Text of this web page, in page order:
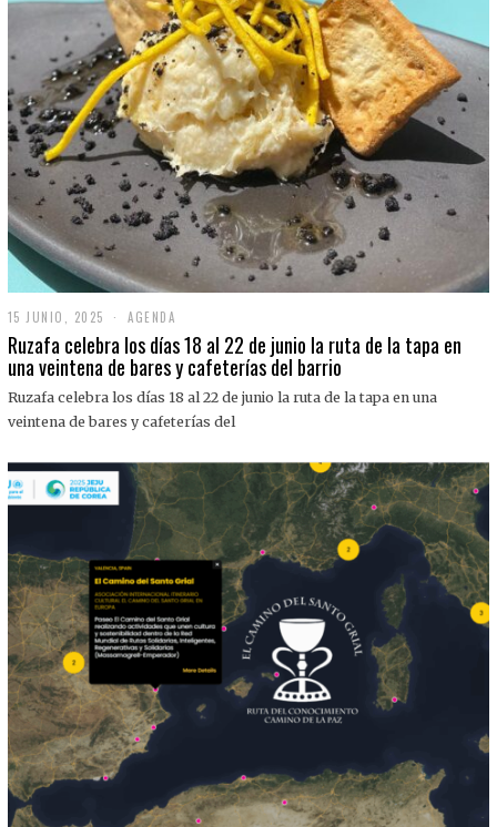
15 JUNIO, 2025
J
U
I
O
0
2
5
AGENDA
Ruzafa celebra los días 18 al 22 de junio la ruta de la tapa en
una veintena de bares y cafeterías del barrio
Ruzafa celebra los días 18 al 22 de junio la ruta de la tapa en una
veintena de bares y cafeterías del